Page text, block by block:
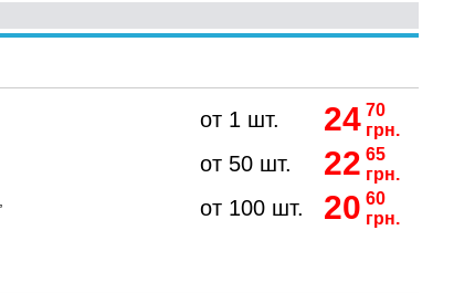
от 1 шт. 24 70
грн.
от 50 шт. 22 65
грн.
от 100 шт. 20 60
грн.